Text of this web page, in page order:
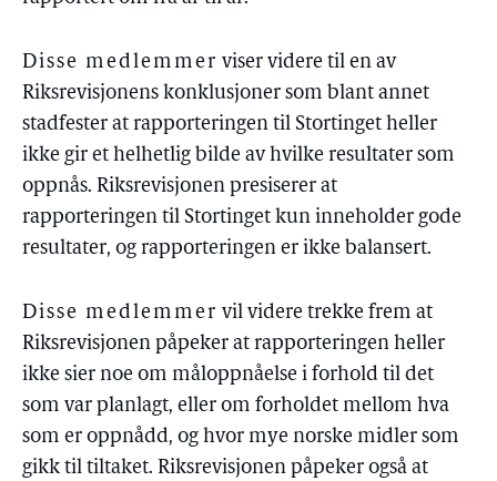
Disse medlemmer viser videre til en av
Riksrevisjonens konklusjoner som blant annet
stadfester at rapporteringen til Stortinget heller
ikke gir et helhetlig bilde av hvilke resultater som
oppnås. Riksrevisjonen presiserer at
rapporteringen til Stortinget kun inneholder gode
resultater, og rapporteringen er ikke balansert.
Disse medlemmer vil videre trekke frem at
Riksrevisjonen påpeker at rapporteringen heller
ikke sier noe om måloppnåelse i forhold til det
som var planlagt, eller om forholdet mellom hva
som er oppnådd, og hvor mye norske midler som
gikk til tiltaket. Riksrevisjonen påpeker også at